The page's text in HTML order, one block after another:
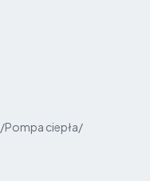
/Pompa ciepła/